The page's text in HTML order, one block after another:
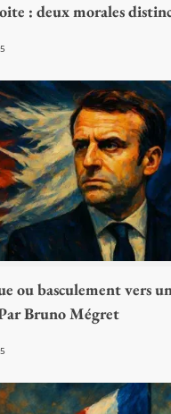
: deux morales
ou basculement vers
Bruno Mégret